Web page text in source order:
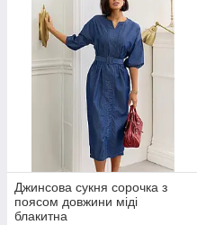
Джинсова сукня сорочка з
поясом довжини міді
блакитна